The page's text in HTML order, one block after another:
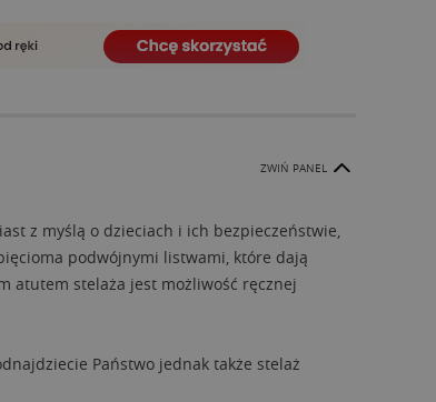
ZWIŃ PANEL
z myślą o dzieciach i ich bezpieczeństwie,
podwójnymi listwami, które dają
atutem stelaża jest możliwość ręcznej
Państwo jednak także stelaż